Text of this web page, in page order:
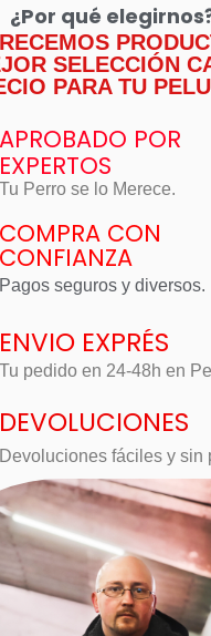
¿Por qué
SELECCIÓN
PARA TU
APROBADO POR
EXPERTOS
Tu Perro se lo Merece.
COMPRA CON
CONFIANZA
Pagos seguros y diversos.
ENVIO EXPRÉS
Tu pedido en 24-48h en
DEVOLUCIONES
Devoluciones fáciles y sin